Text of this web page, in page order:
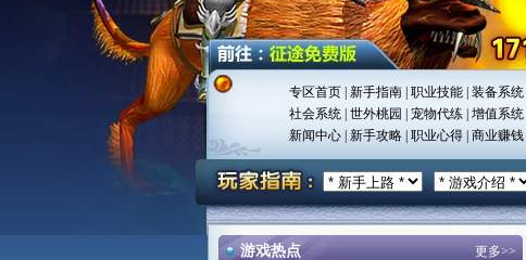
专区首页| 新手指南| 职业技能| 装备系统|
社会系统| 世外桃园 宠物代练| 增值系统|
新闻中心| 新手攻略| 职业心得| 商业赚钱|
游戏热点 更多>>